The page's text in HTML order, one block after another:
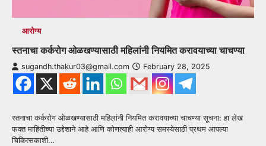
आरोग्य
स्तनाचा कर्करोग ओळखण्यासाठी महिलांनी नियमित करावयाच्या चाचण्या
sugandh.thakur03@gmail.com February 28, 2025
स्तनाचा कर्करोग ओळखण्यासाठी महिलांनी नियमित करावयाच्या चाचण्या सूचना: हा लेख
फक्त माहितीच्या उद्देशाने आहे आणि कोणत्याही आरोग्य समस्येसाठी प्रथम आपल्या
चिकित्सकाशी…